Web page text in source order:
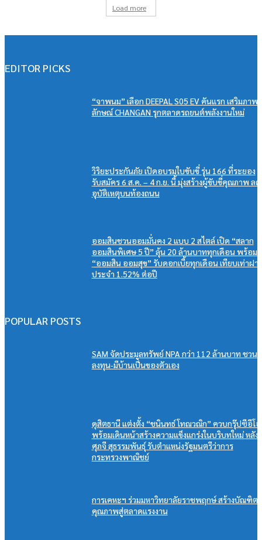
Load more
EDITOR PICKS
“จาพนม” เลือก DEEPAL S05 EV คันแรก เสริมภาพ
ลักษณ์ CHANGAN รุกตลาดรถยนต์พลังงานใหม่
วิริยะประกันภัย เปิดอบรมใบขับขี่ รุ่น 166 ที่ระยอง
รับสมัคร 6 ส.ค. – 4 ก.ย. นี้ มุ่งสร้างผู้ขับขี่คุณภาพ ลด
อุบัติเหตุบนท้องถนน
ออมสินชวนออมมั่นคง 2 แบบ 2 สไตล์ เปิด “สลาก
ออมสินพิเศษ 5 ปี” ลุ้น 20 ล้านบาททุกเดือน พร้อม
“ออมสิน ออมสุข” รับดอกเบี้ยทุกเดือน เทียบเท่าฝา
ประจำ 1.52% ต่อปี
POPULAR POSTS
SAM จัดประมูลทรัพย์ NPA กว่า 112 ล้านบาท ชวน
ลงทุน-มีบ้านเป็นของตัวเอง
ดุสิตธานี แต่งตั้ง “ชนินทธ์ โทณวณิก” ควบกรุ๊ปซีอีโอ
พร้อมเดินหน้าสร้างความแข็งแกร่งในบริบทใหม่ หลัง
ศุภจี สุธรรมพันธุ์ รับตำแหน่งรัฐมนตรีว่าการ
กระทรวงพาณิชย์
การเคหะฯ ร่วมมหาวิทยาลัยราชพฤกษ์ สร้างบัณฑิต
คุณภาพสู่ตลาดแรงงาน